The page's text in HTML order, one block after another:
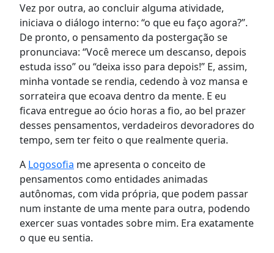
Vez por outra, ao concluir alguma atividade,
iniciava o diálogo interno: “o que eu faço agora?”.
De pronto, o pensamento da postergação se
pronunciava: “Você merece um descanso, depois
estuda isso” ou “deixa isso para depois!” E, assim,
minha vontade se rendia, cedendo à voz mansa e
sorrateira que ecoava dentro da mente. E eu
ficava entregue ao ócio horas a fio, ao bel prazer
desses pensamentos, verdadeiros devoradores do
tempo, sem ter feito o que realmente queria.
A Logosofia me apresenta o conceito de
pensamentos como entidades animadas
autônomas, com vida própria, que podem passar
num instante de uma mente para outra, podendo
exercer suas vontades sobre mim. Era exatamente
o que eu sentia.